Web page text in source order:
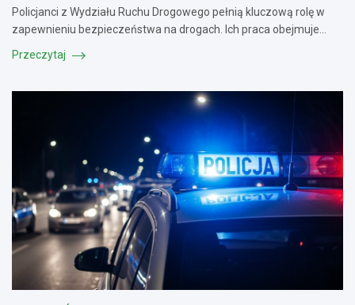
Policjanci z Wydziału Ruchu Drogowego pełnią kluczową rolę w
zapewnieniu bezpieczeństwa na drogach. Ich praca obejmuje…
Przeczytaj